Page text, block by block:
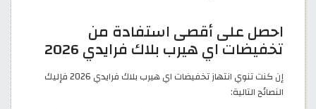
احصل على أقصى استفادة من
تخفيضات اي هيرب بلاك فرايدي 2026
إن كنت تنوي انتهاز تخفيضات اي هيرب بلاك فرايدي 2026 فإليك
النصائح التالية: